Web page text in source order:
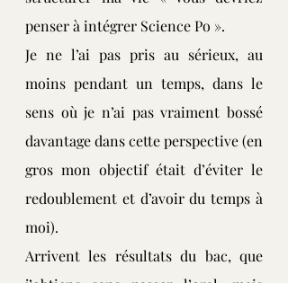
penser à intégrer Science Po ».
Je ne l’ai pas pris au sérieux, au
moins pendant un temps, dans le
sens où je n’ai pas vraiment bossé
davantage dans cette perspective (en
gros mon objectif était d’éviter le
redoublement et d’avoir du temps à
moi).
Arrivent les résultats du bac, que